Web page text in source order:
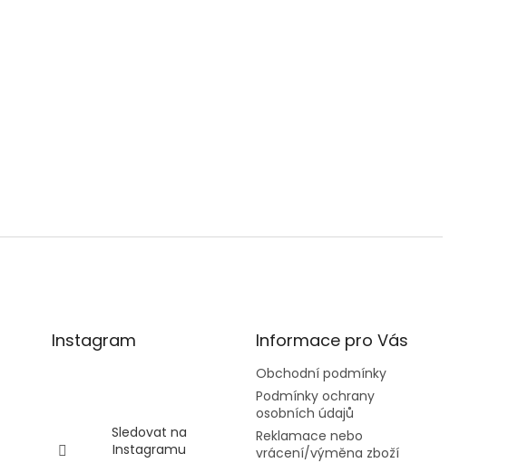
Instagram
Sledovat na
Instagramu
Informace pro Vás
Obchodní podmínky
Podmínky ochrany
osobních údajů
Reklamace nebo
vrácení/výměna zboží